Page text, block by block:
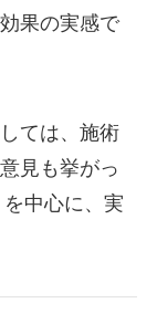
果の実感で
ては、施術
見も挙がっ
中心に、実